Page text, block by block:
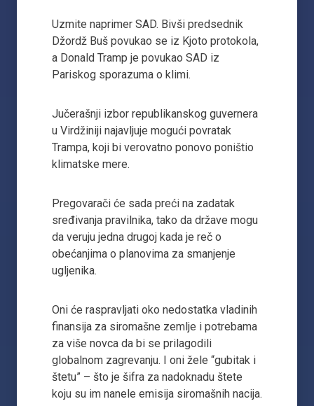
Uzmite naprimer SAD. Bivši predsednik
Džordž Buš povukao se iz Kjoto protokola,
a Donald Tramp je povukao SAD iz
Pariskog sporazuma o klimi.
Jučerašnji izbor republikanskog guvernera
u Virdžiniji najavljuje mogući povratak
Trampa, koji bi verovatno ponovo poništio
klimatske mere.
Pregovarači će sada preći na zadatak
sređivanja pravilnika, tako da države mogu
da veruju jedna drugoj kada je reč o
obećanjima o planovima za smanjenje
ugljenika.
Oni će raspravljati oko nedostatka vladinih
finansija za siromašne zemlje i potrebama
za više novca da bi se prilagodili
globalnom zagrevanju. I oni žele “gubitak i
štetu” – što je šifra za nadoknadu štete
koju su im nanele emisija siromašnih nacija.